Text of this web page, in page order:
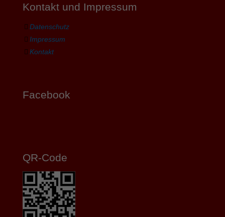
Kontakt und Impressum
Datenschutz
Impressum
Kontakt
Facebook
QR-Code